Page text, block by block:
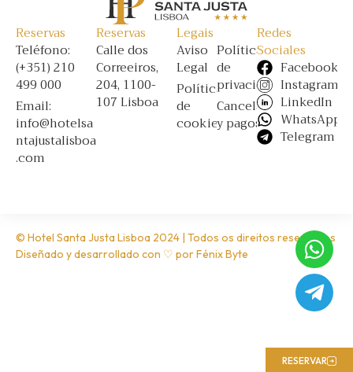
RESERVAR
Reservas
Teléfono:
(+351) 210
499 000
Email:
info@hotelsa
ntajustalisboa
.com
Reservas
Calle dos
Correeiros,
204, 1100-
107 Lisboa
Legais
Aviso
Legal
Política
de
cookies
Política
de
privacidad
Cancelación
y pagos
Redes
Sociales
Facebook
Instagram
LinkedIn
WhatsApp
Telegram
© Hotel Santa Justa Lisboa 2024 | Todos os direitos reservados
Diseñado y desarrollado con ♡ porFénix Byte